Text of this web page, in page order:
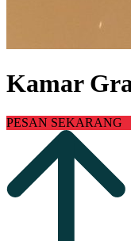
Kamar
PESAN SEKARANG